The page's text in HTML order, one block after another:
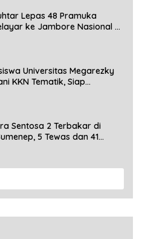
Lepas 48 Pramuka
ke Jambore Nasional XII
Universitas Megarezky
KKN Tematik, Siap
Sentosa 2 Terbakar di
5 Tewas dan 41